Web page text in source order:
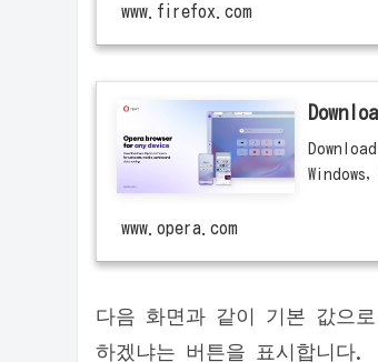
www.firefox.com
www.opera.com
다음 화면과 같이 기본 값으
하겠냐는 버튼을 표시합니다.